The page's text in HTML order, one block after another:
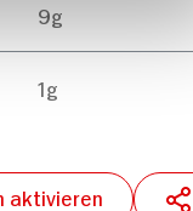
9g
1g
aktivieren